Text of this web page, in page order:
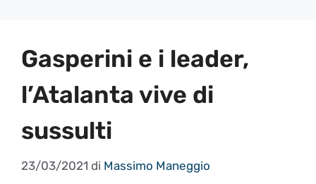
Gasperini e i leader,
l’Atalanta vive di
sussulti
23/03/2021 di Massimo Maneggio